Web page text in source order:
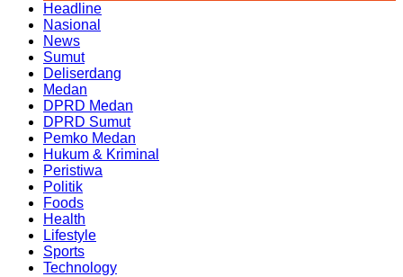
Headline
Nasional
News
Sumut
Deliserdang
Medan
DPRD Medan
DPRD Sumut
Pemko Medan
Hukum & Kriminal
Peristiwa
Politik
Foods
Health
Lifestyle
Sports
Technology